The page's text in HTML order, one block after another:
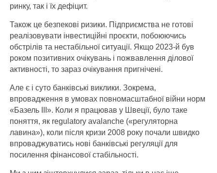
ринку, так і їх дефіцит.
Також це безпекові ризики. Підприємства не готові
реалізовувати інвестиційні проєкти, побоюючись
обстрілів та нестабільної ситуації. Якщо 2023-й був
роком позитивних очікувань і пожвавлення ділової
активності, то зараз очікування пригнічені.
Але є і суто банківські виклики. Зокрема,
впровадження в умовах повномасштабної війни норм
«Базель III». Коли я працював у Швеції, було таке
поняття, як regulatory avalanche («регуляторна
лавина»), коли після кризи 2008 року почали швидко
впроваджуватись нові банківські регуляції для
посилення фінансової стабільності.